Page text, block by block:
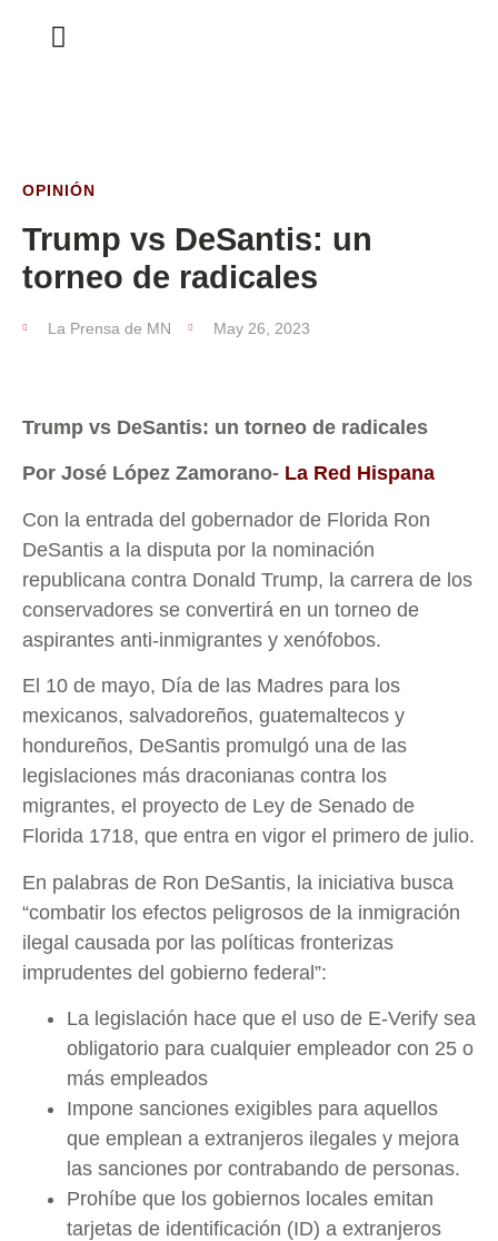
OPINIÓN
Trump vs DeSantis: un
torneo de radicales
La Prensa de MN May 26, 2023
Trump vs DeSantis: un torneo de radicales
Por José López Zamorano- La Red Hispana
Con la entrada del gobernador de Florida Ron
DeSantis a la disputa por la nominación
republicana contra Donald Trump, la carrera de los
conservadores se convertirá en un torneo de
aspirantes anti-inmigrantes y xenófobos.
El 10 de mayo, Día de las Madres para los
mexicanos, salvadoreños, guatemaltecos y
hondureños, DeSantis promulgó una de las
legislaciones más draconianas contra los
migrantes, el proyecto de Ley de Senado de
Florida 1718, que entra en vigor el primero de julio.
En palabras de Ron DeSantis, la iniciativa busca
“combatir los efectos peligrosos de la inmigración
ilegal causada por las políticas fronterizas
imprudentes del gobierno federal”:
La legislación hace que el uso de E-Verify sea
obligatorio para cualquier empleador con 25 o
más empleados
Impone sanciones exigibles para aquellos
que emplean a extranjeros ilegales y mejora
las sanciones por contrabando de personas.
Prohíbe que los gobiernos locales emitan
tarjetas de identificación (ID) a extranjeros